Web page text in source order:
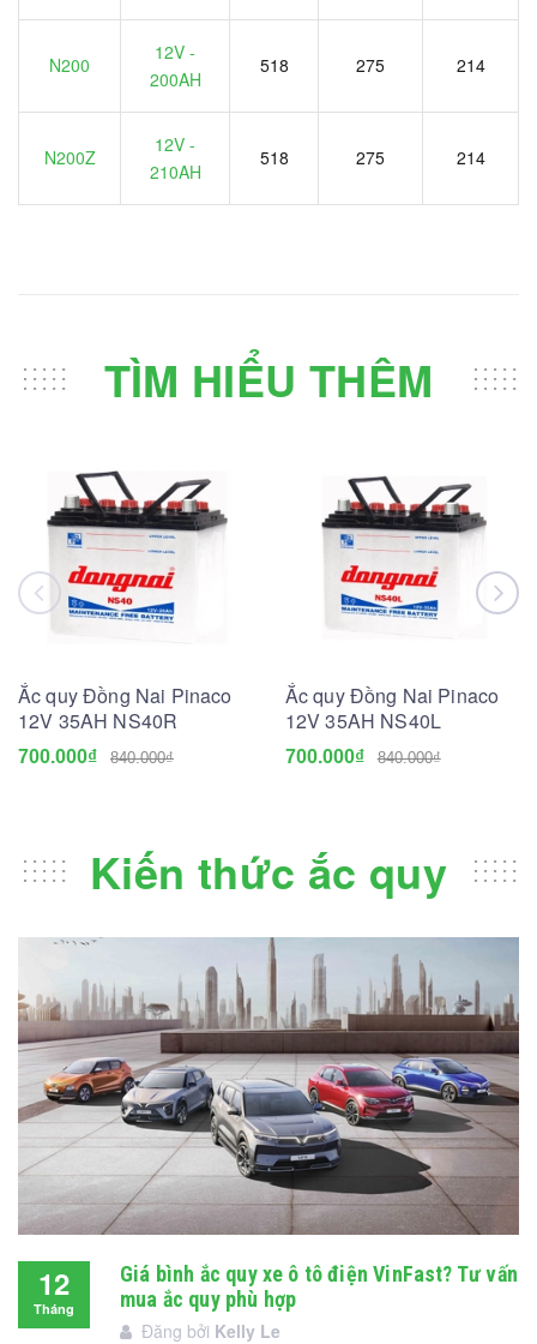
N200
12V -
200AH
518 275 214
N200Z
12V -
210AH
518 275 214
TÌM HIỂU THÊM
Ắc quy Đồng Nai Pinaco
12V 35AH NS40R
700.000₫ 840.000₫
Ắc quy Đồng Nai Pinaco
12V 35AH NS40L
700.000₫ 840.000₫
Kiến thức ắc quy
12
Tháng
Giá bình ắc quy xe ô tô điện VinFast? Tư vấn
mua ắc quy phù hợp
Đăng bởi Kelly Le